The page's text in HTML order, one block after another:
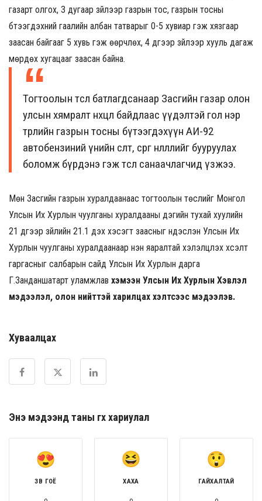
газарт олгох, 3 дугаар зүйлээр газрын тос, газрын тосны
бүтээгдэхүүний гаалийн албан татварыг 0-5 хувиар гэж хязгаар
заасан байгааг 5 хувь гэж өөрчлөх, 4 дүгээр зүйлээр хууль дагаж
мөрдөх хугацааг заасан байна.
Тогтоолын төсөл батлагдсанаар Засгийн газар олон
улсын хямралт нөхцөл байдлаас үүдэлтэй гол нэр
төрлийн газрын тосны бүтээгдэхүүн АИ-92
автобензиний үнийн өсөлт, сөрөг нөлөөллийг бууруулах
боломж бүрдэнэ гэж төсөл санаачлагчид үзжээ.
Мөн Засгийн газрын хуралдаанаас тогтоолын төслийг Монгол
Улсын Их Хурлын чуулганы хуралдааны дэгийн тухай хуулийн
21 дүгээр зүйлийн 21.1 дэх хэсэгт заасныг үндэслэн Улсын Их
Хурлын чуулганы хуралдаанаар нэн яаралтай хэлэлцүүлэх хүсэлт
гаргасныг салбарын сайд Улсын Их Хурлын дарга
Г.Занданшатарт уламжлав хэмээн Улсын Их Хурлын Хэвлэл
мэдээлэл, олон нийттэй харилцах хэлтсээс мэдээлэв.
Хуваалцах
Энэ мэдээнд таны өгөх хариулал
ЗӨВ ГОЁ ХАХА ГАЙХАЛТАЙ